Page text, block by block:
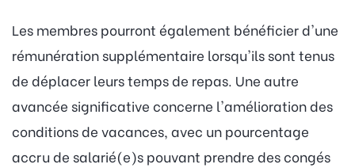
Les membres pourront également bénéficier d'une
rémunération supplémentaire lorsqu'ils sont tenus
de déplacer leurs temps de repas. Une autre
avancée significative concerne l'amélioration des
conditions de vacances, avec un pourcentage
accru de salarié(e)s pouvant prendre des congés